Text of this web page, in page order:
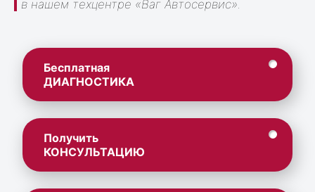
в нашем техцентре «Ваг Автосервис».
Бесплатная
ДИАГНОСТИКА
Получить
КОНСУЛЬТАЦИЮ